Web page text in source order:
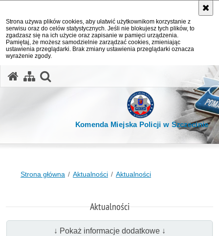
Strona używa plików cookies, aby ułatwić użytkownikom korzystanie z
serwisu oraz do celów statystycznych. Jeśli nie blokujesz tych plików, to
zgadzasz się na ich użycie oraz zapisanie w pamięci urządzenia.
Pamiętaj, że możesz samodzielnie zarządzać cookies, zmieniając
ustawienia przeglądarki. Brak zmiany ustawienia przeglądarki oznacza
wyrażenie zgody.
Komenda Miejska Policji w Szczecinie
Strona główna Aktualności Aktualności
Aktualności
↓ Pokaż informacje dodatkowe ↓